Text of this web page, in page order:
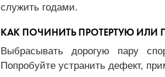
служить годами.
КАК ПОЧИНИТЬ ПРОТЕРТУЮ ИЛИ
Выбрасывать дорогую пару
Попробуйте устранить дефект,